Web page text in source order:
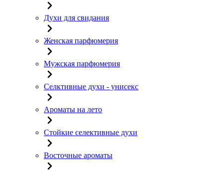
Духи для свидания
Женская парфюмерия
Мужская парфюмерия
Селктивные духи - унисекс
Ароматы на лето
Стойкие селективные духи
Восточные ароматы